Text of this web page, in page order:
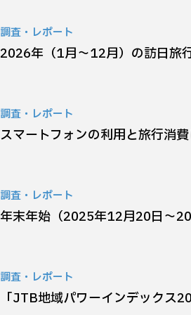
調査・レポート
2026年（1月～12月）の訪日旅
調査・レポート
スマートフォンの利用と旅行消
調査・レポート
年末年始（2025年12月20日～
調査・レポート
「JTB地域パワーインデックス